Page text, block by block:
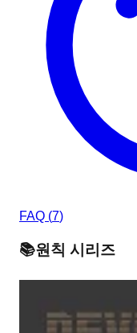
FAQ (7)
📚원칙 시리즈